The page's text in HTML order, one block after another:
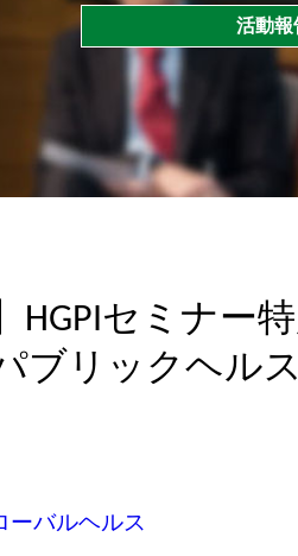
活動報
HGPIセミナー
ブリックヘル
ーバルヘルス